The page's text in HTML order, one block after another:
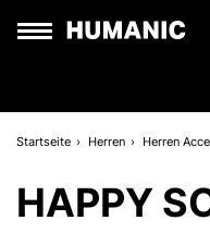
Startseite Herren Herren
HAPPY